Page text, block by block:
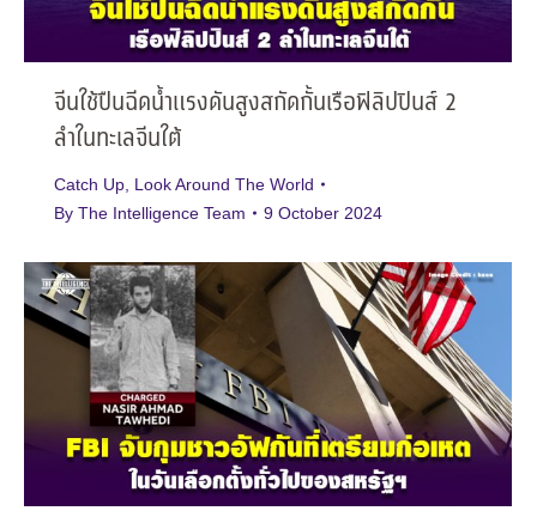
จีนใช้ปืนฉีดน้ำแรงดันสูงสกัดกั้นเรือฟิลิปปินส์ 2
ลำในทะเลจีนใต้
Catch Up Look Around The World
By The Intelligence Team 9 October 2024